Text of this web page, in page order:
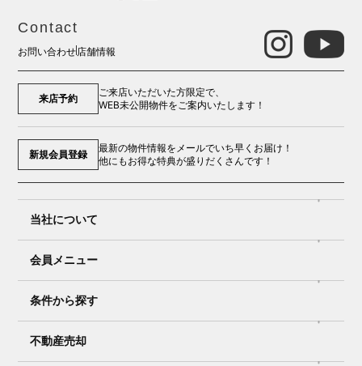
Contact
お問い合わせ 店舗情報
来店予約
ご来店いただいた方限定で、
WEB未公開物件をご案内いたします！
新規会員登録
最新の物件情報をメールでいち早くお届け！
他にもお得な特典が盛りだくさんです！
当社について
会員メニュー
条件から探す
不動産売却